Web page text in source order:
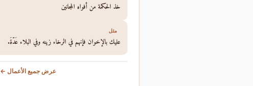
خذ الحكمة من أفواه المجانين
مثل
عليك بالإخوان فإنهم في الرخاء زينه وفي البلاء عُدَّةٌ.
عرض جميع الأعمال ←